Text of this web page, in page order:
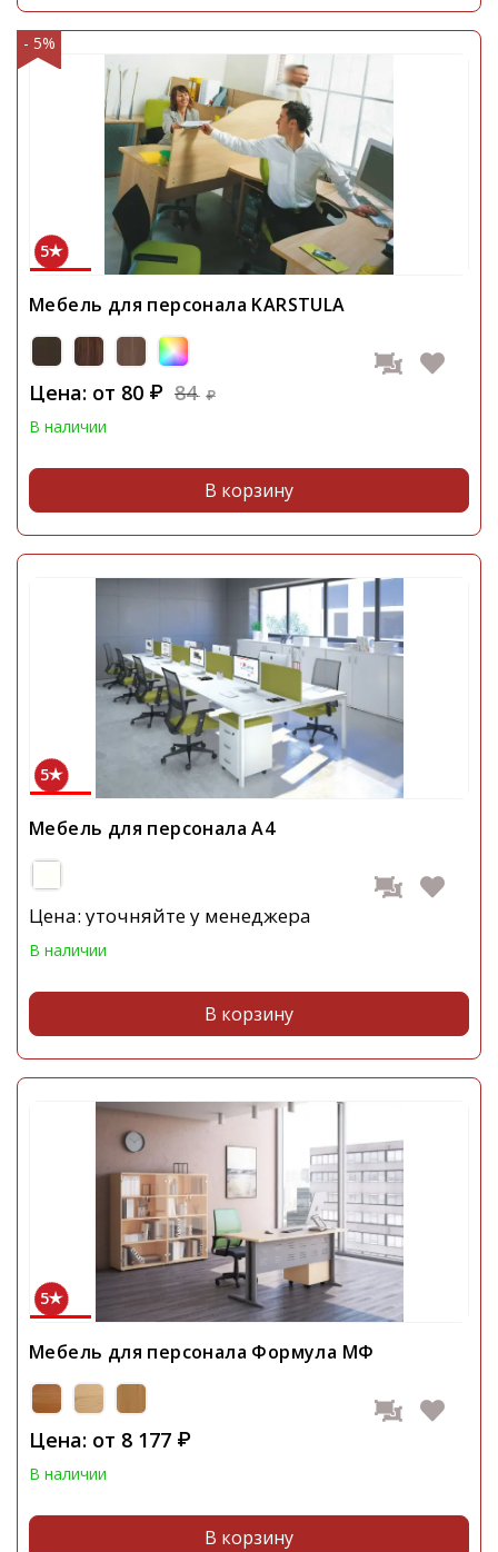
- 5%
5
Мебель для персонала KARSTULA
Цена: от 80 ₽ 84 ₽
В наличии
В корзину
5
Мебель для персонала А4
Цена: уточняйте у менеджера
В наличии
В корзину
5
Мебель для персонала Формула МФ
Цена: от 8 177 ₽
В наличии
В корзину